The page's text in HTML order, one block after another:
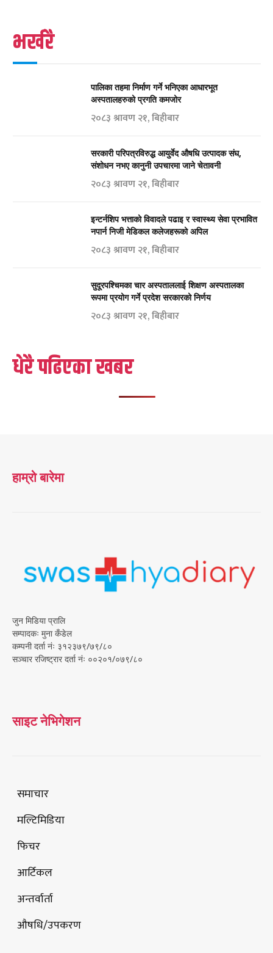
भर्खरै
पालिका तहमा निर्माण गर्ने भनिएका आधारभूत
अस्पतालहरुको प्रगति कमजोर
२०८३ श्रावण २१, बिहीबार
सरकारी परिपत्रविरुद्ध आयुर्वेद औषधि उत्पादक संघ,
संशोधन नभए कानुनी उपचारमा जाने चेतावनी
२०८३ श्रावण २१, बिहीबार
इन्टर्नशिप भत्ताको विवादले पढाइ र स्वास्थ्य सेवा प्रभावित
नपार्न निजी मेडिकल कलेजहरूको अपिल
२०८३ श्रावण २१, बिहीबार
सुदूरपश्चिमका चार अस्पताललाई शिक्षण अस्पतालका
रूपमा प्रयोग गर्ने प्रदेश सरकारको निर्णय
२०८३ श्रावण २१, बिहीबार
धेरै पढिएका खबर
हाम्रो बारेमा
जुन मिडिया प्रालि
सम्पादकः मुना कँडेल
कम्पनी दर्ता नंः ३१२३७९/७९/८०
सञ्चार रजिष्ट्रार दर्ता नंः ००२०१/०७९/८०
साइट नेभिगेशन
समाचार
मल्टिमिडिया
फिचर
आर्टिकल
अन्तर्वार्ता
औषधि/उपकरण